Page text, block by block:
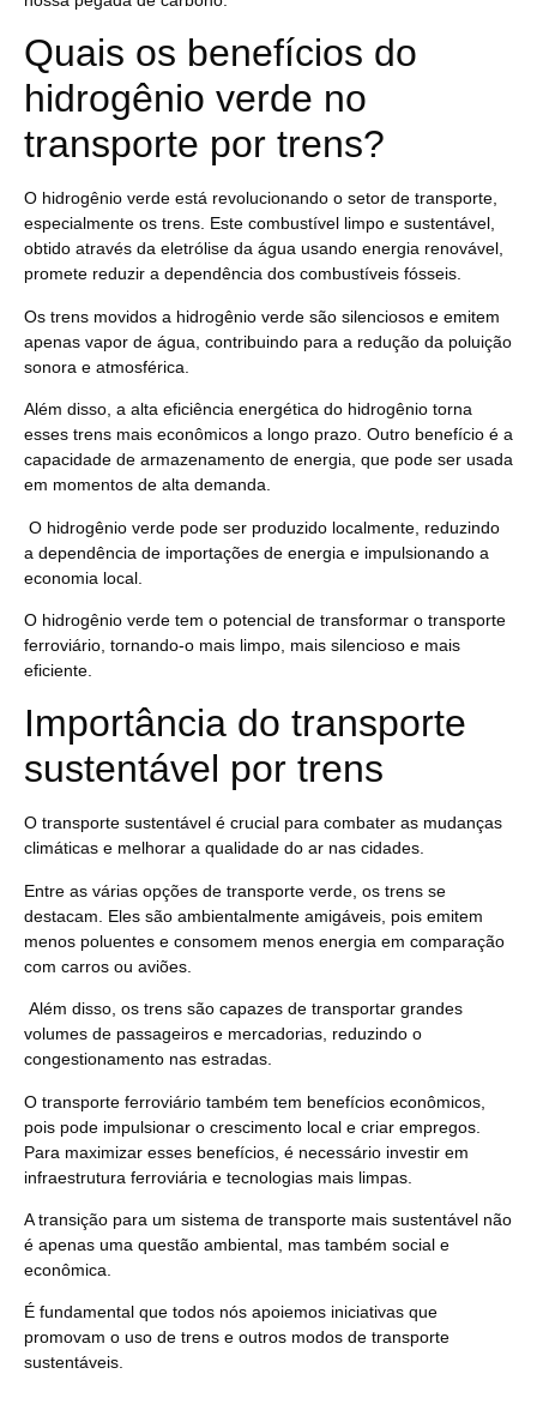
Quais os benefícios do
hidrogênio verde no
transporte por trens?
O hidrogênio verde está revolucionando o setor de transporte,
especialmente os trens. Este combustível limpo e sustentável,
obtido através da eletrólise da água usando energia renovável,
promete reduzir a dependência dos combustíveis fósseis.
Os trens movidos a hidrogênio verde são silenciosos e emitem
apenas vapor de água, contribuindo para a redução da poluição
sonora e atmosférica.
Além disso, a alta eficiência energética do hidrogênio torna
esses trens mais econômicos a longo prazo. Outro benefício é a
capacidade de armazenamento de energia, que pode ser usada
em momentos de alta demanda.
O hidrogênio verde pode ser produzido localmente, reduzindo
a dependência de importações de energia e impulsionando a
economia local.
O hidrogênio verde tem o potencial de transformar o transporte
ferroviário, tornando-o mais limpo, mais silencioso e mais
eficiente.
Importância do transporte
sustentável por trens
O transporte sustentável é crucial para combater as mudanças
climáticas e melhorar a qualidade do ar nas cidades.
Entre as várias opções de transporte verde, os trens se
destacam. Eles são ambientalmente amigáveis, pois emitem
menos poluentes e consomem menos energia em comparação
com carros ou aviões.
Além disso, os trens são capazes de transportar grandes
volumes de passageiros e mercadorias, reduzindo o
congestionamento nas estradas.
O transporte ferroviário também tem benefícios econômicos,
pois pode impulsionar o crescimento local e criar empregos.
Para maximizar esses benefícios, é necessário investir em
infraestrutura ferroviária e tecnologias mais limpas.
A transição para um sistema de transporte mais sustentável não
é apenas uma questão ambiental, mas também social e
econômica.
É fundamental que todos nós apoiemos iniciativas que
promovam o uso de trens e outros modos de transporte
sustentáveis.